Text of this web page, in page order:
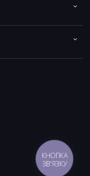
КНОПКА
ЗВ'ЯЗКУ